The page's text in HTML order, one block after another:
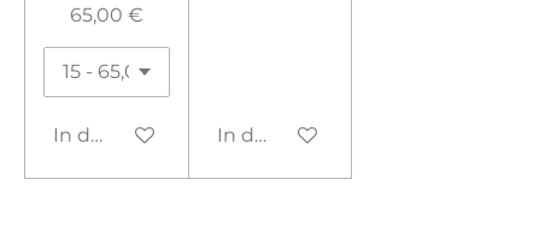
65,00 €
In den WarenkorbIn den Warenkorb